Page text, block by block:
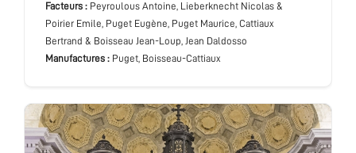
Facteurs : Peyroulous Antoine, Lieberknecht Nicolas &
Poirier Emile, Puget Eugène, Puget Maurice, Cattiaux
Bertrand & Boisseau Jean-Loup, Jean Daldosso
Manufactures : Puget, Boisseau-Cattiaux